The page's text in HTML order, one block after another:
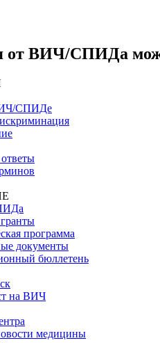
от ВИЧ/СПИДа
СПИДе
программа
документы
бюллетень
на ВИЧ
медицины